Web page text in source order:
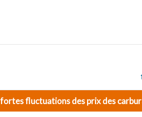
fluctuations des prix des